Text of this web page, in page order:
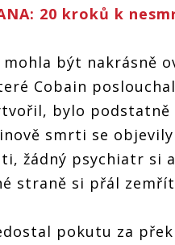
20 kroků k
mohla být nakrásně
Cobain
bylo
smrti se
žádný psychiatr si
straně si přál
pokutu za